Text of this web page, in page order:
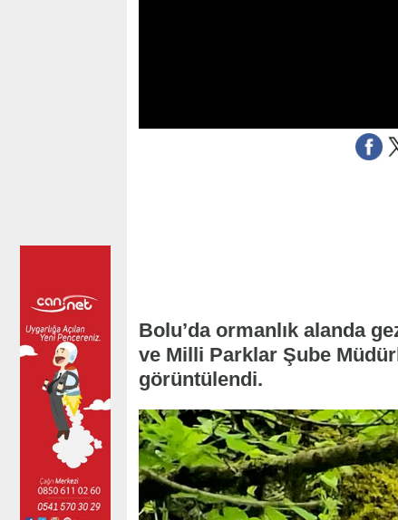
Bolu’da ormanlık alanda
ve Milli Parklar Şube
görüntülendi.